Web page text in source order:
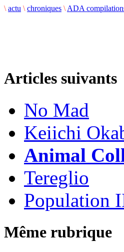
\ actu \ chroniques \ ADA
Articles suivants
No Mad
Keiichi
Animal
Tereglio
Population
Même rubrique